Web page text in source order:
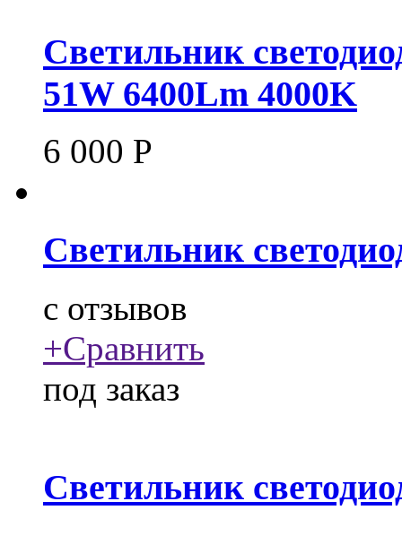
Светильник
51W 6400Lm 4000K
6 000 Р
Светильник
c отзывов
+Сравнить
под заказ
Светильник